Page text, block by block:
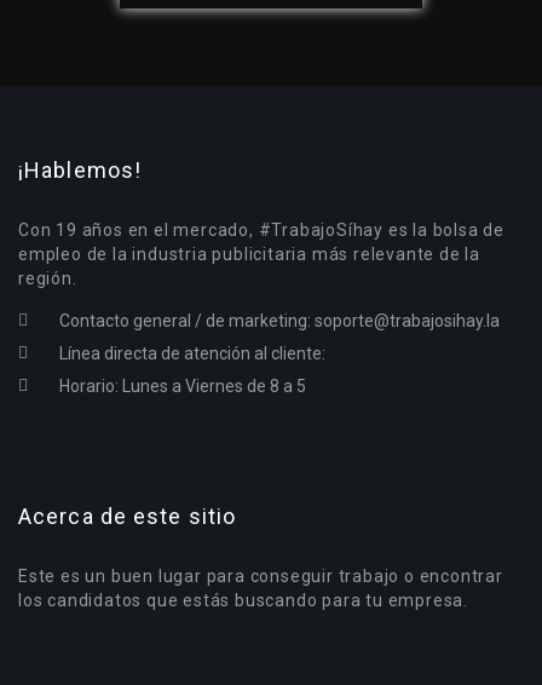
¡Hablemos!
Con 19 años en el mercado, #TrabajoSíhay es la bolsa de
empleo de la industria publicitaria más relevante de la
región.
Contacto general / de marketing: soporte@trabajosihay.la
Línea directa de atención al cliente:
Horario: Lunes a Viernes de 8 a 5
Acerca de este sitio
Este es un buen lugar para conseguir trabajo o encontrar
los candidatos que estás buscando para tu empresa.